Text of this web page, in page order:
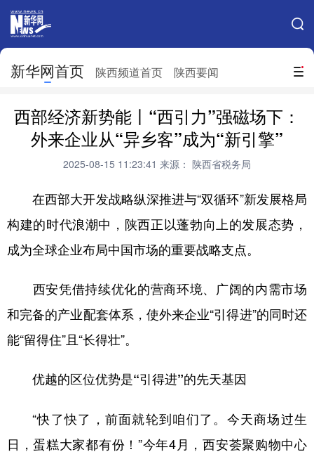
搜索
新华网首页 陕西频道首页 陕西要闻
网站地图
北京 天津 河北 山西
吉林 上海
山东 河南 湖北 湖南
广东 广西 海南
陕西 甘肃 青海 宁夏
新疆 内蒙古
西部经济新势能丨“西引力”强磁场下：
外来企业从“异乡客”成为“新引擎”
2025-08-15 11:23:41 来源： 陕西省税务局
在西部大开发战略纵深推进与“双循环”新发展格局
构建的时代浪潮中，陕西正以蓬勃向上的发展态势，
成为全球企业布局中国市场的重要战略支点。
西安凭借持续优化的营商环境、广阔的内需市场
和完备的产业配套体系，使外来企业“引得进”的同时还
能“留得住”且“长得壮”。
优越的区位优势是“引得进”的先天基因
“快了快了，前面就轮到咱们了。今天商场过生
日，蛋糕大家都有份！”今年4月，西安荟聚购物中心